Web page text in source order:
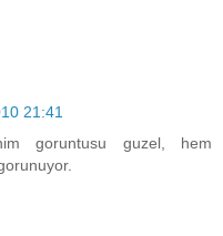
21:41
goruntusu guzel, hem